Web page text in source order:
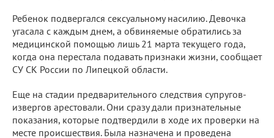
Ребенок подвергался сексуальному насилию. Девочка
угасала с каждым днем, а обвиняемые обратились за
медицинской помощью лишь 21 марта текущего года,
когда она перестала подавать признаки жизни, сообщает
СУ СК России по Липецкой области.
Еще на стадии предварительного следствия супругов-
извергов арестовали. Они сразу дали признательные
показания, которые подтвердили в ходе их проверки на
месте происшествия. Была назначена и проведена